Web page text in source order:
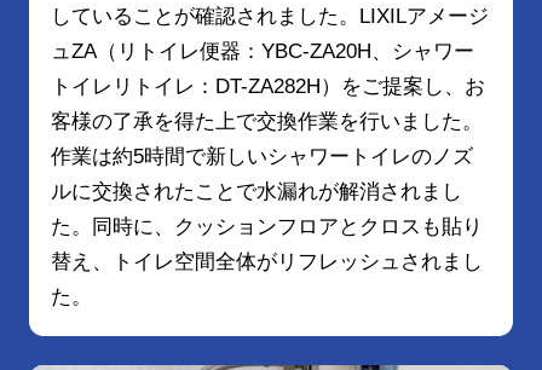
していることが確認されました。LIXILアメージ
ュZA（リトイレ便器：YBC-ZA20H、シャワー
トイレリトイレ：DT-ZA282H）をご提案し、お
客様の了承を得た上で交換作業を行いました。
作業は約5時間で新しいシャワートイレのノズ
ルに交換されたことで水漏れが解消されまし
た。同時に、クッションフロアとクロスも貼り
替え、トイレ空間全体がリフレッシュされまし
た。